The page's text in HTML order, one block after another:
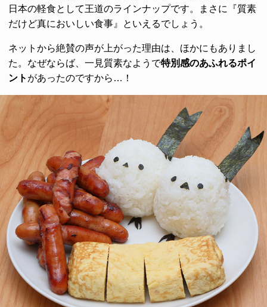
日本の軽食として王道のラインナップです。まさに『質素
だけど真においしい食事』といえるでしょう。
ネットから絶賛の声が上がった理由は、ほかにもありまし
た。なぜならば、一見質素なようで特別感のあふれるポイ
ント があったのですから…！